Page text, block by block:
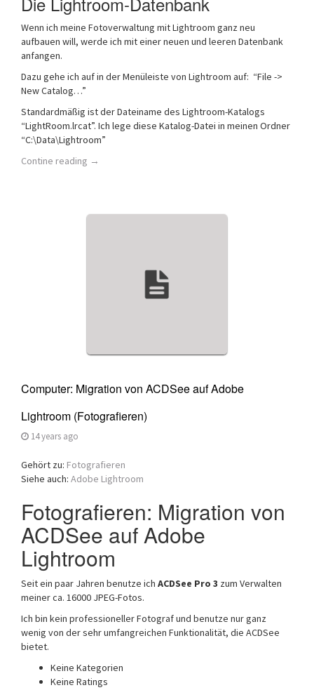
Wenn ich meine Fotoverwaltung mit Lightroom ganz neu
aufbauen will, werde ich mit einer neuen und leeren Datenbank
anfangen.
Dazu gehe ich auf in der Menüleiste von Lightroom auf: “File ->
New Catalog…”
Standardmäßig ist der Dateiname des Lightroom-Katalogs
“LightRoom.lrcat”. Ich lege diese Katalog-Datei in meinen Ordner
“C:\Data\Lightroom”
Contine reading →
Computer: Migration von ACDSee auf Adobe
Lightroom (Fotografieren)
14 years ago
Gehört zu: Fotografieren
Siehe auch: Adobe Lightroom
Fotografieren: Migration von
ACDSee auf Adobe
Lightroom
Seit ein paar Jahren benutze ich ACDSee Pro 3 zum Verwalten
meiner ca. 16000 JPEG-Fotos.
Ich bin kein professioneller Fotograf und benutze nur ganz
wenig von der sehr umfangreichen Funktionalität, die ACDSee
bietet.
Keine Kategorien
Keine Ratings